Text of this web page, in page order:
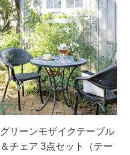
グリーンモザイクテーブル
＆チェア 3点セット（テー